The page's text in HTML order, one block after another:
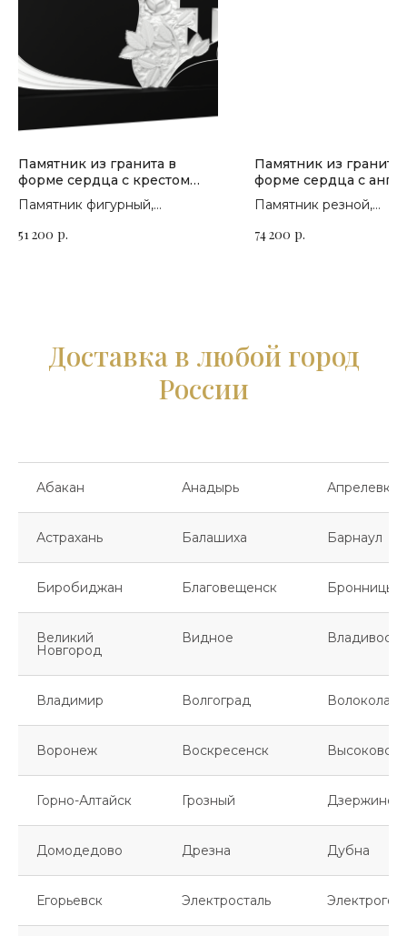
Памятник из гранита в
форме сердца с крестом
П-249
Памятник фигурный,
на выбор
51 200 р.
Памятник из гранита
форме сердца с
П-191
Памятник резной,
на выбор
74 200 р.
Доставка в любой город
России
Абакан Анадырь Апрелевка
Астрахань Балашиха Барнаул
Биробиджан Благовещенск Бронницы
Великий
Новгород
Видное
Владимир Волгоград
Воронеж Воскресенск Высоковск
Горно-Алтайск Грозный
Домодедово Дрезна Дубна
Егорьевск Электросталь